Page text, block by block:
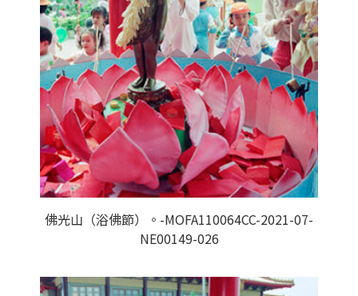
佛光山（浴佛節）。-MOFA110064CC-2021-07-
NE00149-026